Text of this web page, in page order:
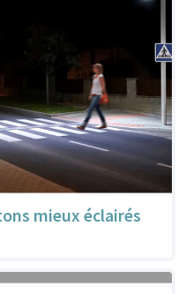
mieux éclairés